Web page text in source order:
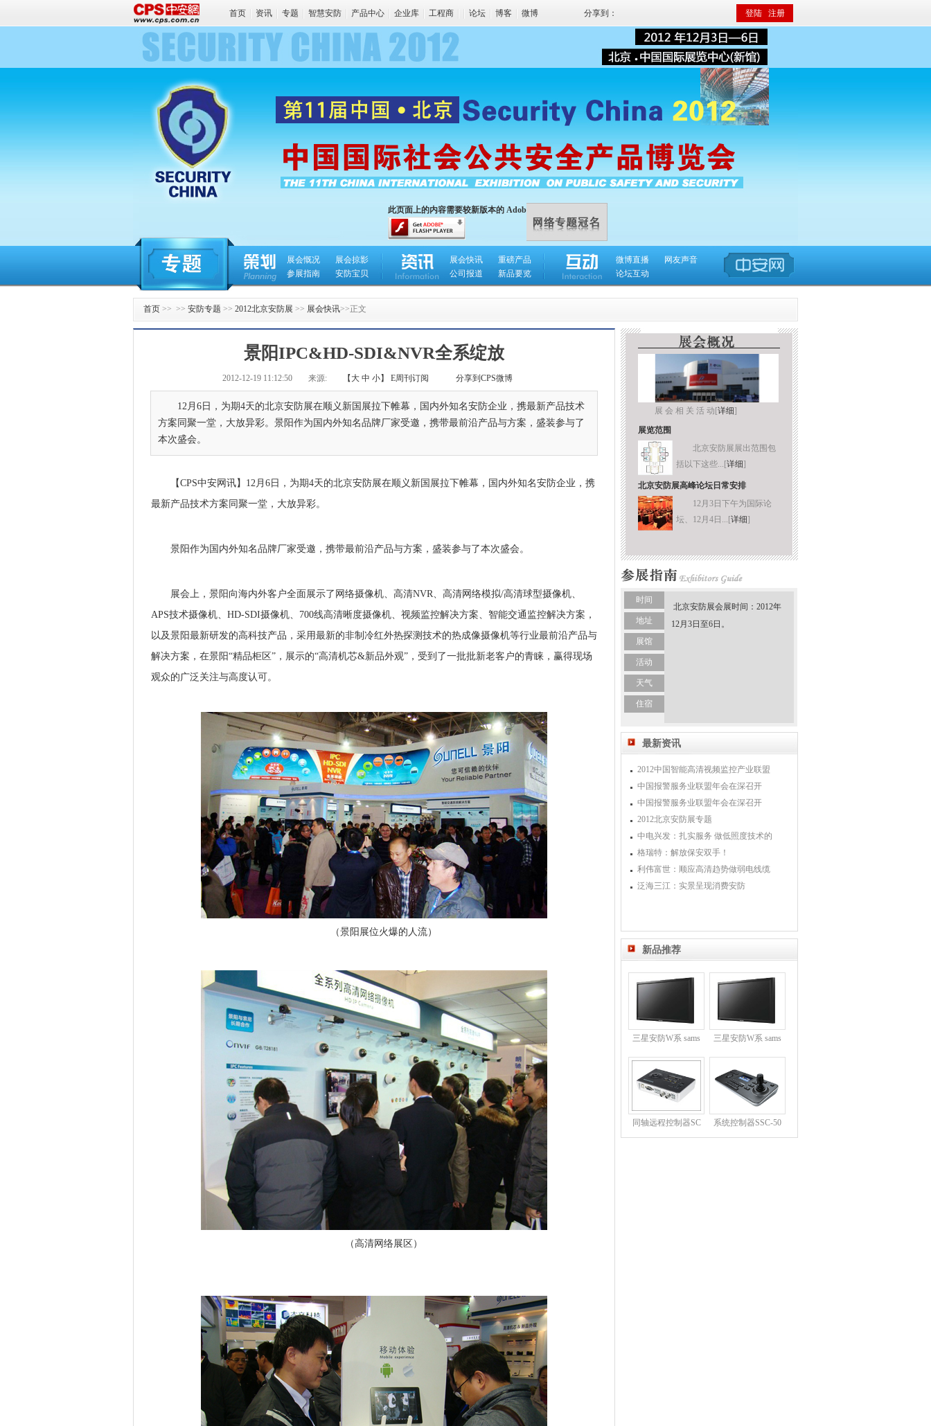
首页 资讯 专题 智慧安防 产品中心 企业库 工程商 论坛 博客 微博 分享到： 登陆 注册
此页面上的内容需要较新版本的 Adobe Flash Player。
展会慨况
展会掠影
参展指南
安防宝贝
展会快讯
重磅产品
公司报道
新品要览
微博直播
网友声音
论坛互动
首页 >> >> 安防专题 >> 2012北京安防展 >> 展会快讯>>正文
景阳IPC&HD-SDI&NVR全系绽放
2012-12-19 11:12:50 来源: 【 大 中 小】 E周刊订阅 分享到CPS微博
12月6日，为期4天的北京安防展在顺义新国展拉下帷幕，国内外知名安防企业，携最新产品技术
方案同聚一堂，大放异彩。景阳作为国内外知名品牌厂家受邀，携带最前沿产品与方案，盛装参与了
本次盛会。
【CPS中安网讯】12月6日，为期4天的北京安防展在顺义新国展拉下帷幕，国内外知名安防企业，携
最新产品技术方案同聚一堂，大放异彩。
景阳作为国内外知名品牌厂家受邀，携带最前沿产品与方案，盛装参与了本次盛会。
展会上，景阳向海内外客户全面展示了网络摄像机、高清NVR、高清网络模拟/高清球型摄像机、
APS技术摄像机、HD-SDI摄像机、700线高清晰度摄像机、视频监控解决方案、智能交通监控解决方案，
以及景阳最新研发的高科技产品，采用最新的非制冷红外热探测技术的热成像摄像机等行业最前沿产品与
解决方案，在景阳“精品柜区”，展示的“高清机芯&新品外观”，受到了一批批新老客户的青睐，赢得现场
观众的广泛关注与高度认可。
（景阳展位火爆的人流）
（高清网络展区）
展 会 相 关 活 动[详细]
展览范围
北京安防展展出范围包
括以下这些...[详细]
北京安防展高峰论坛日常安排
12月3日下午为国际论
坛、12月4日...[详细]
时间
地址
展馆
活动
天气
住宿
北京安防展会展时间：2012年
12月3日至6日。
最新资讯
2012中国智能高清视频监控产业联盟
中国报警服务业联盟年会在深召开
中国报警服务业联盟年会在深召开
2012北京安防展专题
中电兴发：扎实服务 做低照度技术的
格瑞特：解放保安双手！
利伟富世：顺应高清趋势做弱电线缆
泛海三江：实景呈现消费安防
新品推荐
三星安防W系 sams 三星安防W系 sams
同轴远程控制器SC 系统控制器SSC-50